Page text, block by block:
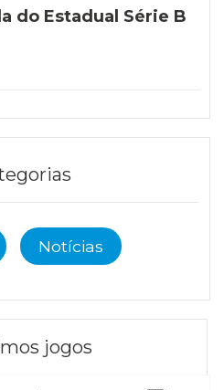
do Estadual Série B
Notícias
jogos